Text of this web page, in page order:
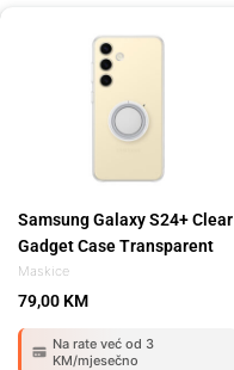
Maskice
Samsung Galaxy S24+ Clear
Gadget Case Transparent
79,00 KM
Na rate već od 3
KM/mjesečno